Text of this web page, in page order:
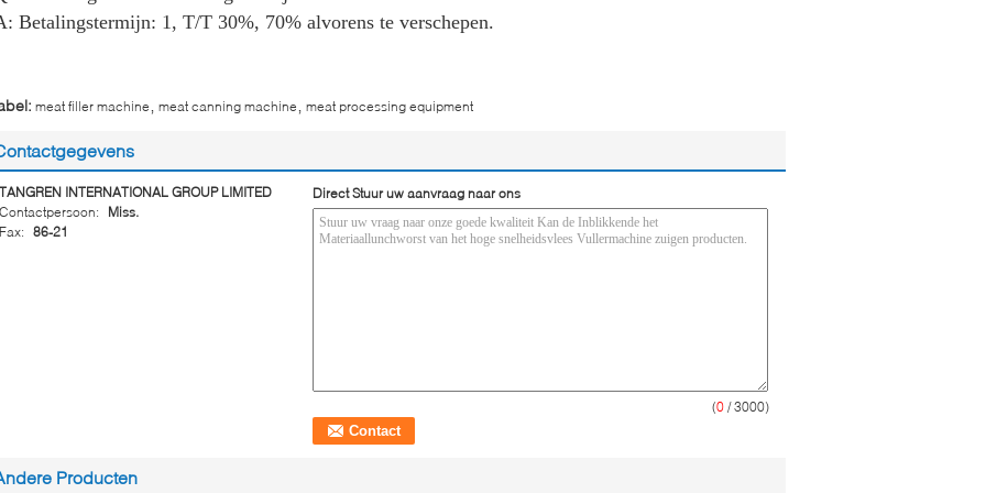
Betalingstermijn: 1, T/T 30%, 70% alvorens te verschepen.
meat filler machine meat canning machine meat processing equipment
TANGREN INTERNATIONAL GROUP LIMITED
Contactpersoon:
Miss.
Fax: 86-21
Direct Stuur uw aanvraag naar ons
(0 / 3000)
Producten